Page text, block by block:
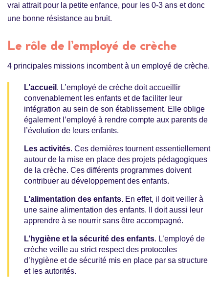
vrai attrait pour la petite enfance, pour les 0-3 ans et donc
une bonne résistance au bruit.
Le rôle de l’employé de crèche
4 principales missions incombent à un employé de crèche.
L’accueil . L’employé de crèche doit accueillir
convenablement les enfants et de faciliter leur
intégration au sein de son établissement. Elle oblige
également l’employé à rendre compte aux parents de
l’évolution de leurs enfants.
Les activités. Ces dernières tournent essentiellement
autour de la mise en place des projets pédagogiques
de la crèche. Ces différents programmes doivent
contribuer au développement des enfants.
L’alimentation des enfants. En effet, il doit veiller à
une saine alimentation des enfants. Il doit aussi leur
apprendre à se nourrir sans être accompagné.
L’hygiène et la sécurité des enfants. L’employé de
crèche veille au strict respect des protocoles
d’hygiène et de sécurité mis en place par sa structure
et les autorités.